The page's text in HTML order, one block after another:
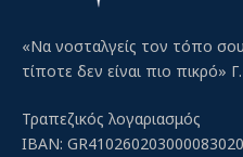
«Να νοσταλγείς τον τόπο
τίποτε δεν είναι πιο πικρό»
Τραπεζικός λογαριασμός
IBAN: